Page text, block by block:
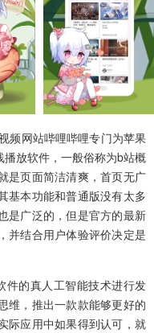
频网站哔哩哔哩专门为苹果
放软件，一般俗称为b站概
是页面简洁清爽，首页无广
基本功能和普通版没有太多
是广泛的，但是官方的最新
并结合用户体验评价决定是
件的真人工智能技术进行发
维，推出一款款能够更好的
际应用中如果得到认可，就